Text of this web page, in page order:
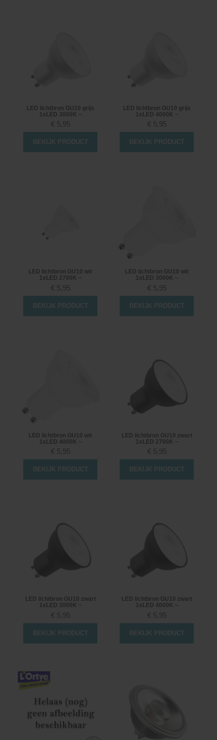
LED lichtbron GU10 grijs
1xLED 3000K ~
€ 5,95
BEKIJK PRODUCT
LED lichtbron GU10 grijs
1xLED 4000K ~
€ 5,95
BEKIJK PRODUCT
LED lichtbron GU10 wit
1xLED 2700K ~
€ 5,95
BEKIJK PRODUCT
LED lichtbron GU10 wit
1xLED 3000K ~
€ 5,95
BEKIJK PRODUCT
LED lichtbron GU10 wit
1xLED 4000K ~
€ 5,95
BEKIJK PRODUCT
LED lichtbron GU10 zwart
1xLED 2700K ~
€ 5,95
BEKIJK PRODUCT
LED lichtbron GU10 zwart
1xLED 3000K ~
€ 5,95
BEKIJK PRODUCT
LED lichtbron GU10 zwart
1xLED 4000K ~
€ 5,95
BEKIJK PRODUCT